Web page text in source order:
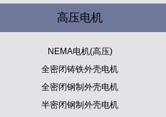
高压电机
NEMA电机(高压)
全密闭铸铁外壳电机
全密闭钢制外壳电机
半密闭钢制外壳电机